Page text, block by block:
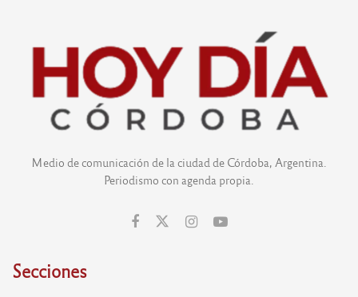
Medio de comunicación de la ciudad de Córdoba, Argentina.
Periodismo con agenda propia.
Secciones